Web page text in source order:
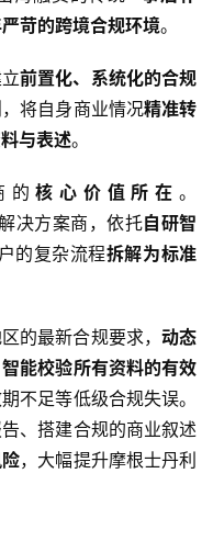
苛的跨境合规环境。
前置化、系统化的合规
将自身商业情况精准转
与表述。
的核心价值所在。
决方案商，依托自研智
的复杂流程拆解为标准
的最新合规要求， 动态
智能校验所有资料的有效
不足等低级合规失误。
、搭建合规的商业叙述
，大幅提升摩根士丹利